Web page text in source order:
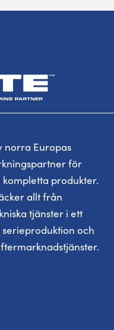
norra Europas
för
produkter.
allt från
tjänster i ett
och